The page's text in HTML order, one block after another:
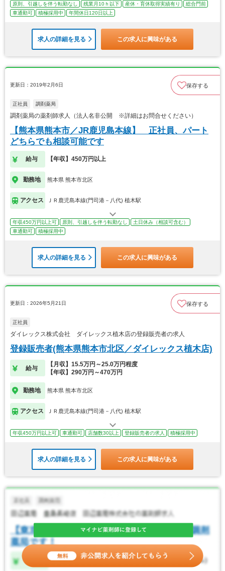
原則、引越しを伴う転勤なし
残業月10ｈ以下 産休・育休取得実績有り
総合門前
車通勤可
積極採用中 年間休日120日以上
求人の詳細を見る この求人に興味がある
更新日：2019年2月6日 保存する
正社員 調剤薬局
調剤薬局の薬剤師求人（法人名非公開 ※詳細はお問合せください）
【熊本県熊本市／JR鹿児島本線】 正社員、パート
どちらでも相談可能です
給与 【年収】450万円以上
勤務地 熊本県 熊本市北区
アクセス ＪＲ鹿児島本線(門司港－八代) 植木駅
年収450万円以上可 原則、引越しを伴う転勤なし
土日休み（相談可含む）
車通勤可
積極採用中
求人の詳細を見る この求人に興味がある
更新日：2026年5月21日 保存する
正社員
ダイレックス株式会社 ダイレックス植木店の登録販売者の求人
登録販売者(熊本県熊本市北区／ダイレックス植木店)
給与
【月収】15.5万円～25.0万円程度
【年収】290万円～470万円
勤務地 熊本県 熊本市北区
アクセス ＪＲ鹿児島本線(門司港－八代) 植木駅
年収450万円以上可 車通勤可 店舗数30以上 登録販売者の求人 積極採用中
求人の詳細を見る この求人に興味がある